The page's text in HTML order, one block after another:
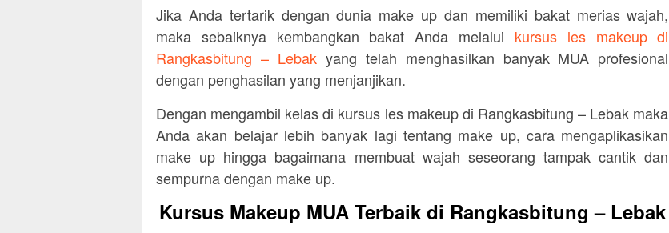
Jika Anda tertarik dengan dunia make up dan memiliki bakat merias wajah,
maka sebaiknya kembangkan bakat Anda melalui kursus les makeup di
Rangkasbitung – Lebakyang telah menghasilkan banyak MUA profesional
dengan penghasilan yang menjanjikan.
Dengan mengambil kelas di kursus les makeup di Rangkasbitung – Lebak maka
Anda akan belajar lebih banyak lagi tentang make up, cara mengaplikasikan
make up hingga bagaimana membuat wajah seseorang tampak cantik dan
sempurna dengan make up.
Kursus Makeup MUA Terbaik di Rangkasbitung – Lebak